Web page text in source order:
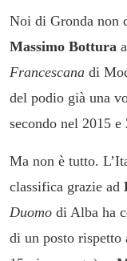
Noi di Gronda non
Massimo Bottura
Francescana di
del podio già una
secondo nel 2015
Ma non è tutto.
classifica grazie ad
Duomo di Alba ha
di un posto rispetto